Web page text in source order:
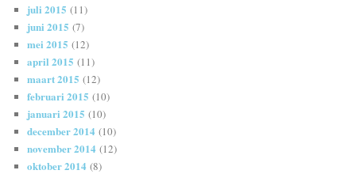
juli 2015 (11)
juni 2015 (7)
mei 2015 (12)
april 2015 (11)
maart 2015 (12)
februari 2015 (10)
januari 2015 (10)
december 2014 (10)
november 2014 (12)
oktober 2014 (8)